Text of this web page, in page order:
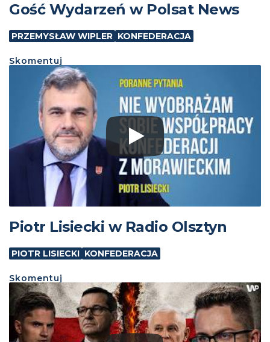
Gość Wydarzeń w Polsat News
PRZEMYSŁAW WIPLER KONFEDERACJA
Skomentuj
Piotr Lisiecki w Radio Olsztyn
PIOTR LISIECKI KONFEDERACJA
Skomentuj